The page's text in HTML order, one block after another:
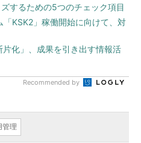
するための5つのチェック項目
KSK2」稼働開始に向けて、対
化」、成果を引き出す情報活
Recommended by
管理